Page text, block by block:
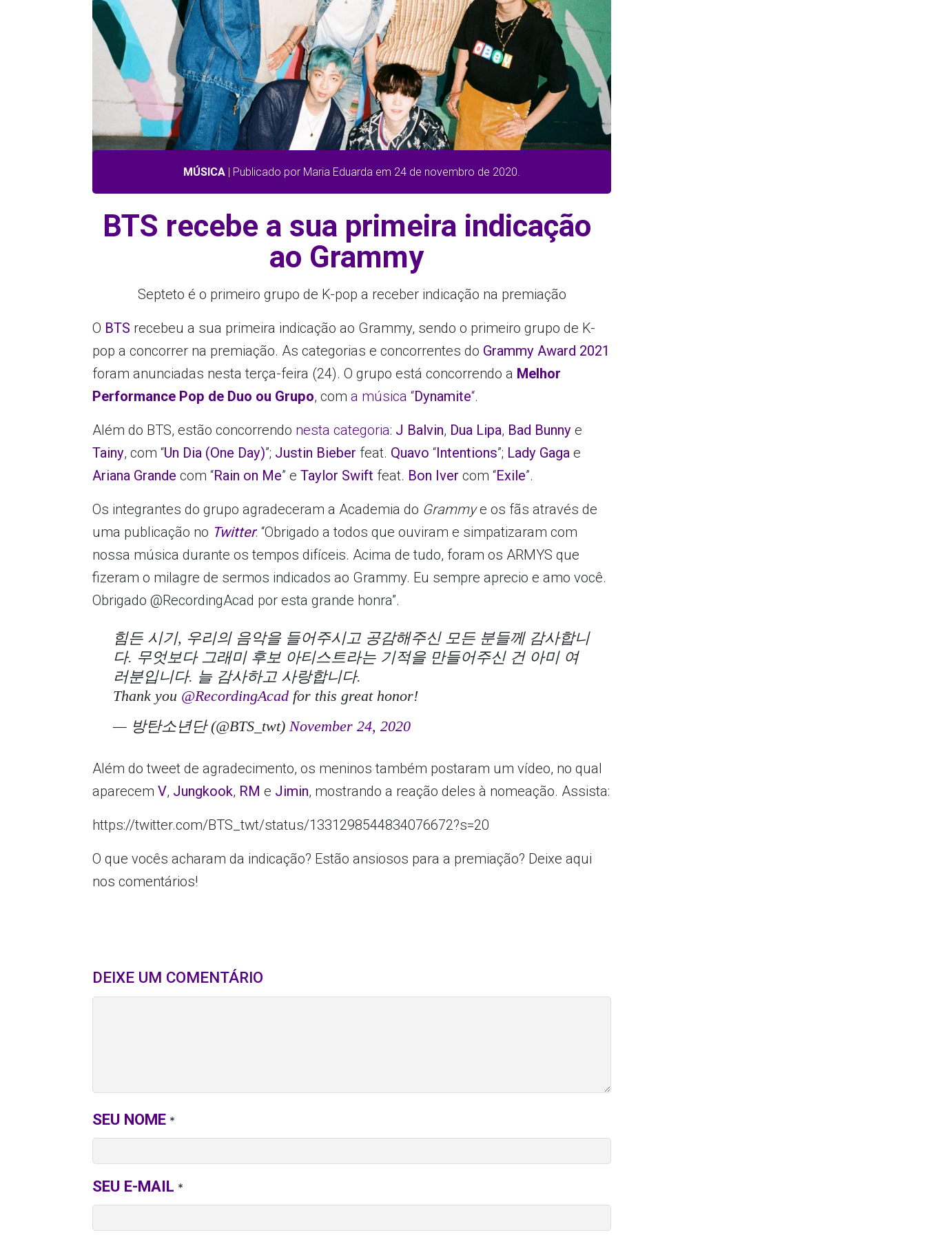
MÚSICA | Publicado por Maria Eduarda em 24 de novembro de 2020.
BTS recebe a sua primeira indicação
ao Grammy
Septeto é o primeiro grupo de K-pop a receber indicação na premiação
O BTS recebeu a sua primeira indicação ao Grammy, sendo o primeiro grupo de K-
pop a concorrer na premiação. As categorias e concorrentes do Grammy Award 2021
foram anunciadas nesta terça-feira (24). O grupo está concorrendo a Melhor
Performance Pop de Duo ou Grupo, coma música “Dynamite“.
Além do BTS, estão concorrendo nesta categoria: J Balvin, Dua Lipa, Bad Bunny e
Tainy, com “Un Dia (One Day)”; Justin Bieber feat. Quavo“Intentions”; Lady Gaga e
Ariana Grande com “Rain on Me” eTaylor Swift feat. Bon Iver com “Exile”.
Os integrantes do grupo agradeceram a Academia do Grammye os fãs através de
uma publicação no Twitter: “Obrigado a todos que ouviram e simpatizaram com
nossa música durante os tempos difíceis. Acima de tudo, foram os ARMYS que
fizeram o milagre de sermos indicados ao Grammy. Eu sempre aprecio e amo você.
Obrigado @RecordingAcad por esta grande honra”.
힘든 시기, 우리의 음악을 들어주시고 공감해주신 모든 분들께 감사합니
다. 무엇보다 그래미 후보 아티스트라는 기적을 만들어주신 건 아미 여
러분입니다. 늘 감사하고 사랑합니다.
Thank you @RecordingAcad for this great honor!
— 방탄소년단 (@BTS_twt) November 24, 2020
Além do tweet de agradecimento, os meninos também postaram um vídeo, no qual
aparecemV, Jungkook, RM e Jimin, mostrando a reação deles à nomeação. Assista:
https://twitter.com/BTS_twt/status/1331298544834076672?s=20
O que vocês acharam da indicação? Estão ansiosos para a premiação? Deixe aqui
nos comentários!
DEIXE UM COMENTÁRIO
SEU NOME *
SEU E-MAIL *